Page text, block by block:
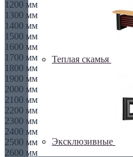
Теплая скамья
Эксклюзивные
1200 мм
1300 мм
1400 мм
1500 мм
1600 мм
1700 мм
1800 мм
1900 мм
2000 мм
2100 мм
2200 мм
2300 мм
2400 мм
2500 мм
2600 мм